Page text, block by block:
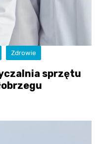
Zdrowie
sprzętu